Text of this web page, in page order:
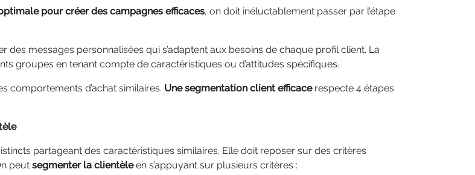
pour créer des campagnes efficaces, on doit inéluctablement passer par l’étape
des messages personnalisées qui s’adaptent aux besoins de chaque profil client. La
groupes en tenant compte de caractéristiques ou d’attitudes spécifiques.
comportements d’achat similaires. Une segmentation client efficace respecte 4 étapes
partageant des caractéristiques similaires. Elle doit reposer sur des critères
peut segmenter la clientèleen s’appuyant sur plusieurs critères :